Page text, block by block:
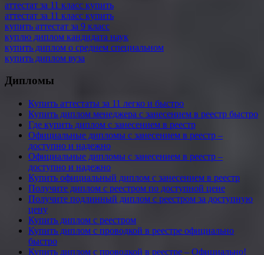
аттестат за 11 класс купить
аттестат за 11 класс купить
купить аттестат за 9 класс
куплю диплом кандидата наук
купить диплом о среднем специальном
купить диплом вуза
Дипломы
Купить аттестаты за 11 легко и быстро
Купить диплом менеджера с занесением в реестр быстро
Где купить диплом с занесением в реестр
Официальные дипломы с занесением в реестр –
доступно и надежно
Официальные дипломы с занесением в реестр –
доступно и надежно
Купить официальный диплом с занесением в реестр
Получите диплом с реестром по доступной цене
Получите подлинный диплом с реестром за доступную
цену
Купить диплом с реестром
Купить диплом с проводкой в реестре официально
быстро
Купить диплом с проводкой в реестре – Официально!